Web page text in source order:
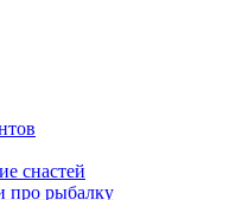
снастей
про рыбалку